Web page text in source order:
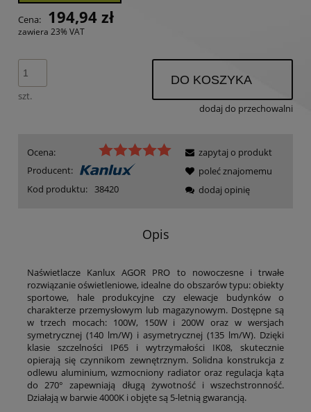
Cena: 194,94 zł
zawiera 23% VAT
szt.
DO KOSZYKA
dodaj do przechowalni
Ocena:
Producent:
Kod produktu: 38420
zapytaj o produkt
poleć znajomemu
dodaj opinię
Opis
Naświetlacze Kanlux AGOR PRO to nowoczesne i trwałe
rozwiązanie oświetleniowe, idealne do obszarów typu: obiekty
sportowe, hale produkcyjne czy elewacje budynków o
charakterze przemysłowym lub magazynowym. Dostępne są
w trzech mocach: 100W, 150W i 200W oraz w wersjach
symetrycznej (140 lm/W) i asymetrycznej (135 lm/W). Dzięki
klasie szczelności IP65 i wytrzymałości IK08, skutecznie
opierają się czynnikom zewnętrznym. Solidna konstrukcja z
odlewu aluminium, wzmocniony radiator oraz regulacja kąta
do 270° zapewniają długą żywotność i wszechstronność.
Działają w barwie 4000K i objęte są 5-letnią gwarancją.